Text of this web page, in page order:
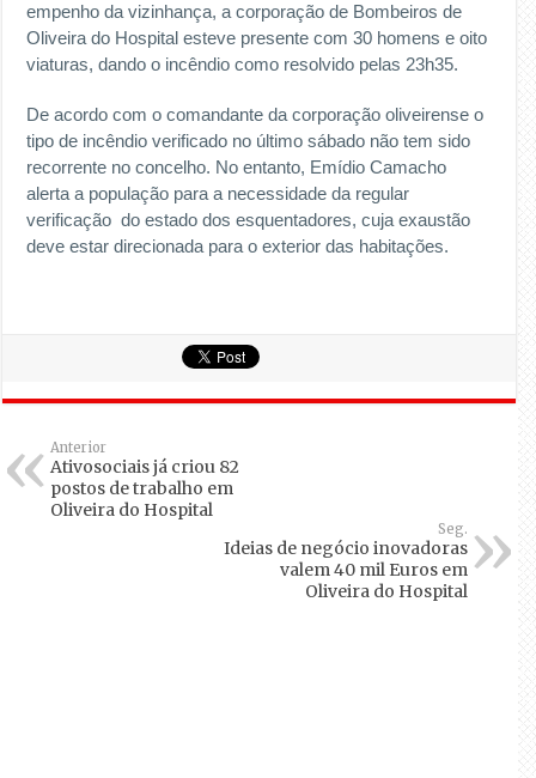
empenho da vizinhança, a corporação de Bombeiros de
Oliveira do Hospital esteve presente com 30 homens e oito
viaturas, dando o incêndio como resolvido pelas 23h35.
De acordo com o comandante da corporação oliveirense o
tipo de incêndio verificado no último sábado não tem sido
recorrente no concelho. No entanto, Emídio Camacho
alerta a população para a necessidade da regular
verificação do estado dos esquentadores, cuja exaustão
deve estar direcionada para o exterior das habitações.
Anterior
Ativosociais já criou 82
postos de trabalho em
Oliveira do Hospital
Seg.
Ideias de negócio inovadoras
valem 40 mil Euros em
Oliveira do Hospital